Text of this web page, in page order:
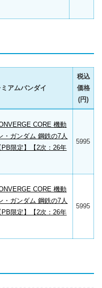
アムバンダイ
税込
価格
(円)
CORE 機動
・ガンダム 鋼鉄の7人
限定】【2次：26年
5995
CORE 機動
・ガンダム 鋼鉄の7人
限定】【2次：26年
5995